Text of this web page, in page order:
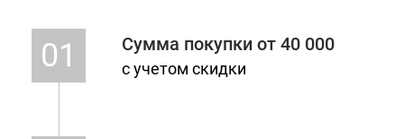
01
Сумма покупки от 40 000
с учетом скидки